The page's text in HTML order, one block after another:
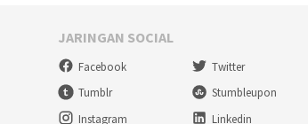
JARINGAN SOCIAL
Facebook Twitter
Tumblr
Stumbleupon
Instagram
Linkedin